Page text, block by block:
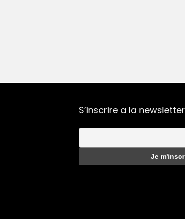
S’inscrire a la newsletter